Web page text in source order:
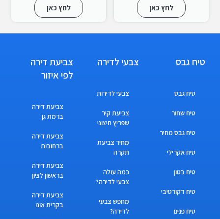
לחץ כאן לחץ כאן
טיח גבס
טיח גבס
טיח שחור
טיח גבס מחיר
טיח אקרילי
טיח בטון
טיח דקורטיבי
טיח פנים
צבעי לדירה
צבעי לדירות
צביעת קיר
שפריץ חיצוני
מחיר צביעת
תקרה
כמה עולה
צבעי לדירה?
מחפש צבעי
לדירה?
צביעת דירה
לפי איזור
צביעת דירה
ברמת גן
צביעת דירה
ברחובות
צביעת דירה
בראשון לציון
צביעת דירה
בקרית אונו